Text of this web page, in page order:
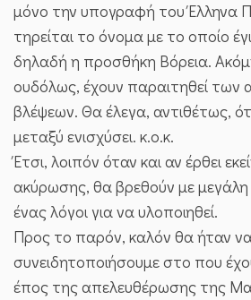
μόνο την υπογραφή του Έλληνα
τηρείται το όνομα με το οποίο
δηλαδή η προσθήκη Βόρεια.
ουδόλως, έχουν παραιτηθεί των
βλέψεων. Θα έλεγα, αντιθέτως,
μεταξύ ενισχύσει. κ.ο.κ.
Έτσι, λοιπόν όταν και αν έρθει
ακύρωσης, θα βρεθούν με μεγάλη
ένας λόγοι για να υλοποιηθεί.
Προς το παρόν, καλόν θα ήταν
συνειδητοποιήσουμε στο που
έπος της απελευθέρωσης της